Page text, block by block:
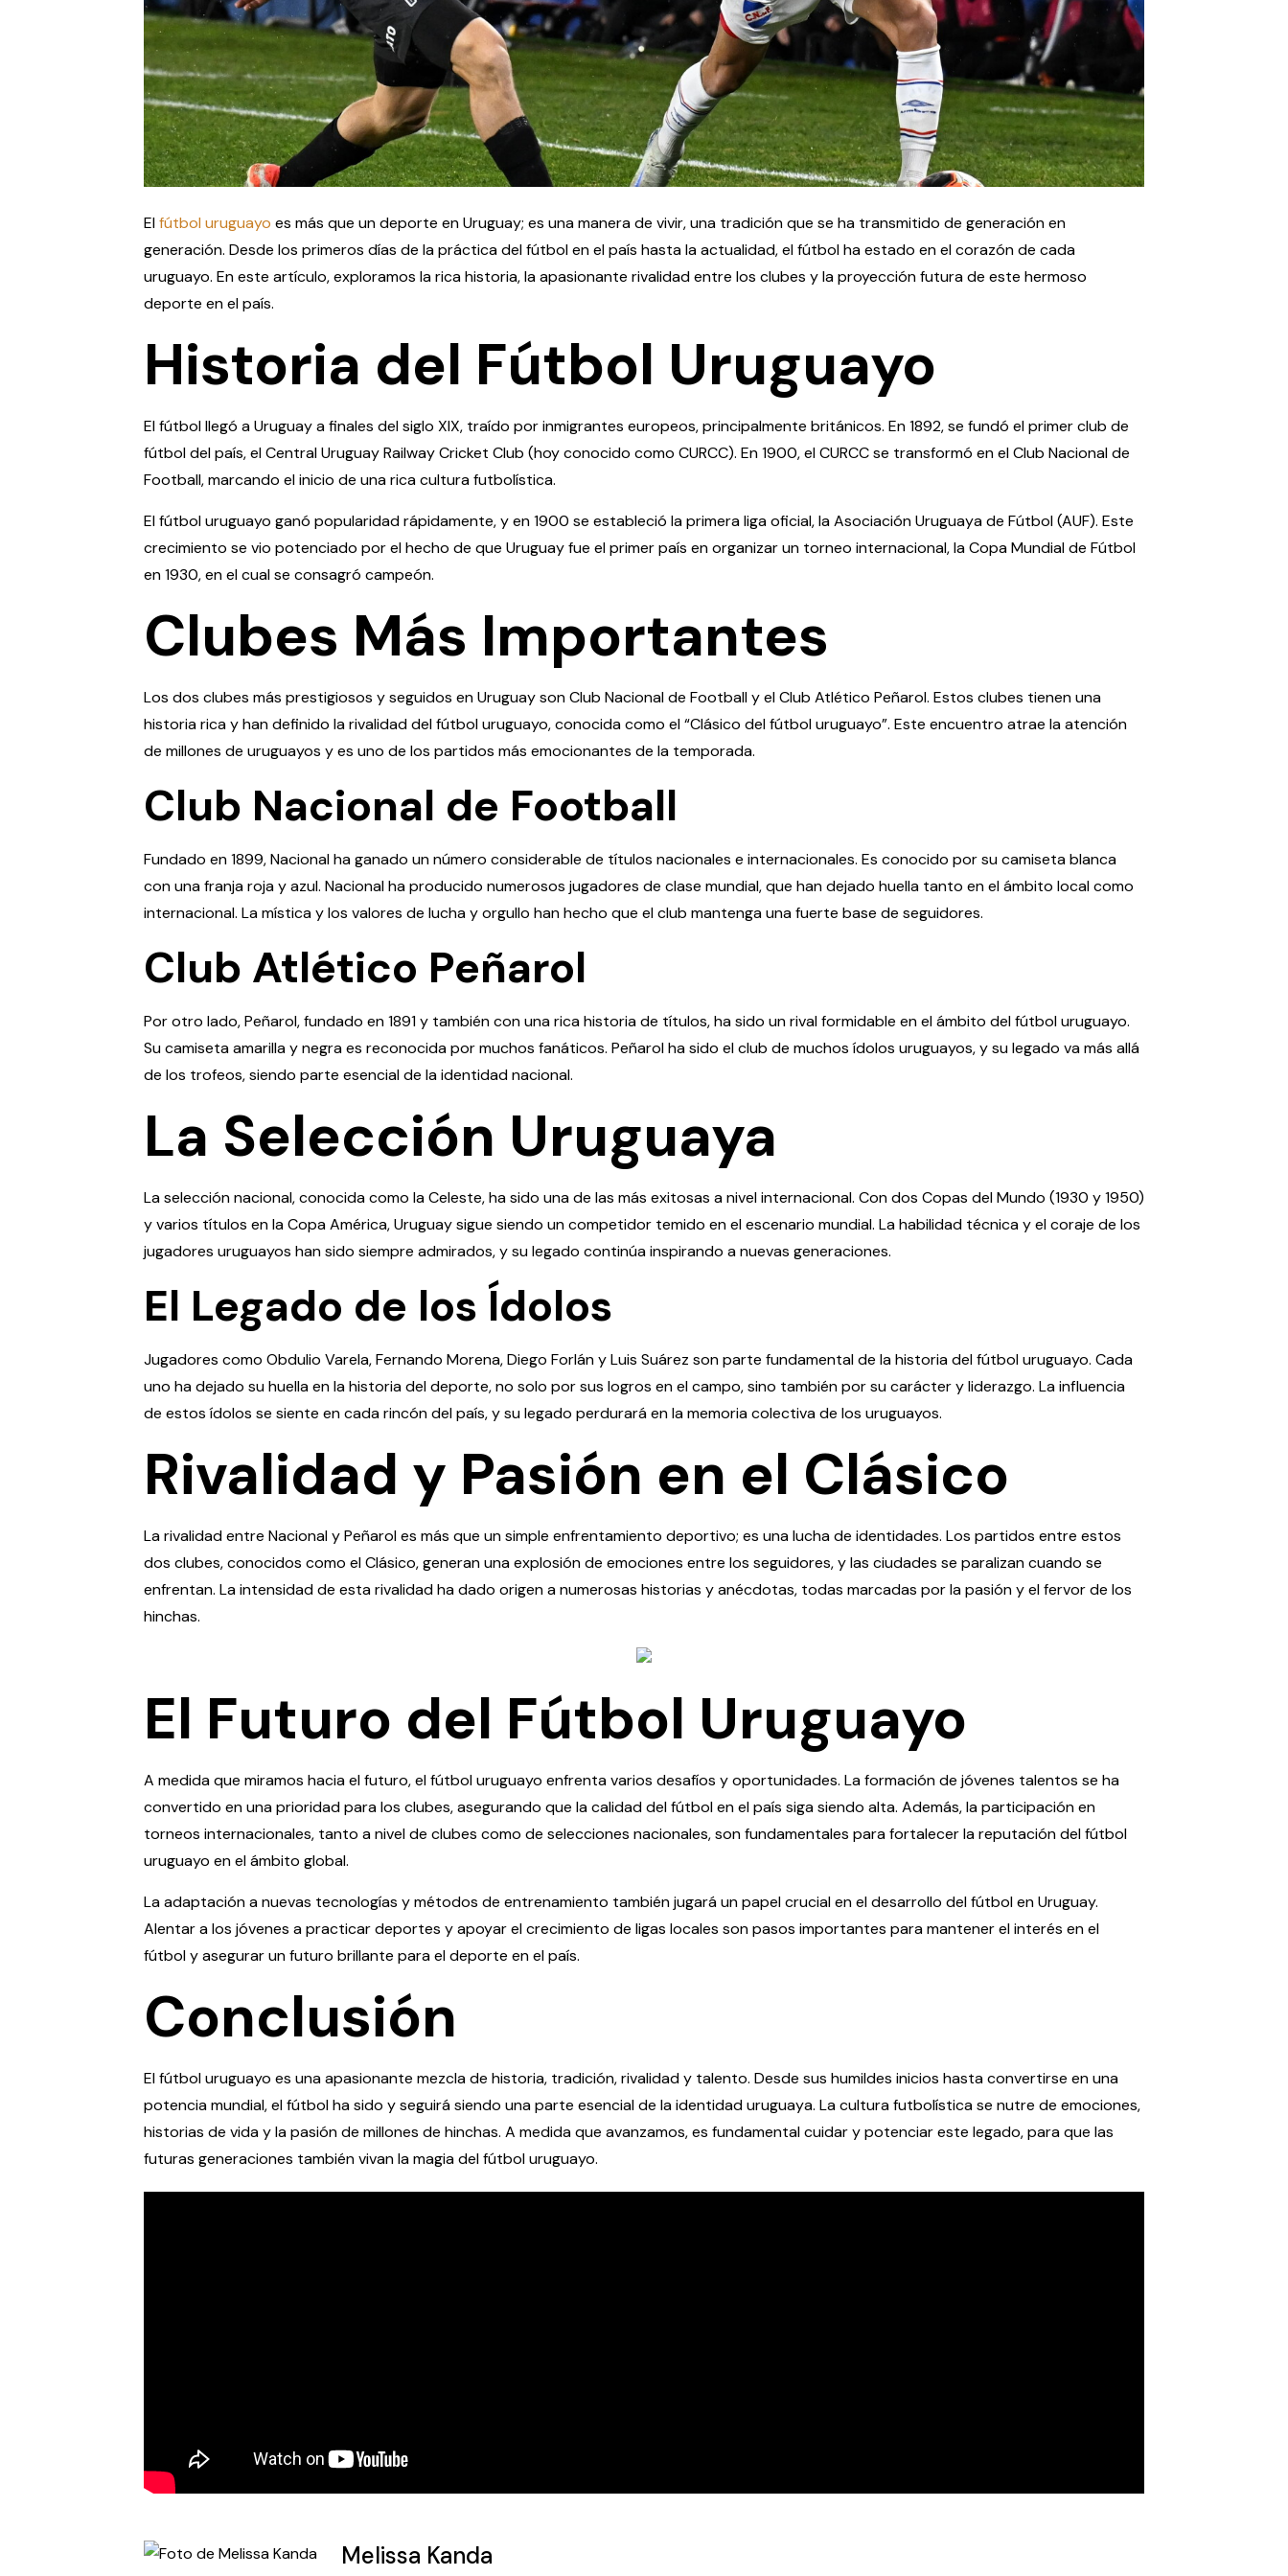
Elfútbol uruguayo es más que un deporte en Uruguay; es una manera de vivir, una tradición que se ha transmitido de generación en
generación. Desde los primeros días de la práctica del fútbol en el país hasta la actualidad, el fútbol ha estado en el corazón de cada
uruguayo. En este artículo, exploramos la rica historia, la apasionante rivalidad entre los clubes y la proyección futura de este hermoso
deporte en el país.
Historia del Fútbol Uruguayo
El fútbol llegó a Uruguay a finales del siglo XIX, traído por inmigrantes europeos, principalmente británicos. En 1892, se fundó el primer club de
fútbol del país, el Central Uruguay Railway Cricket Club (hoy conocido como CURCC). En 1900, el CURCC se transformó en el Club Nacional de
Football, marcando el inicio de una rica cultura futbolística.
El fútbol uruguayo ganó popularidad rápidamente, y en 1900 se estableció la primera liga oficial, la Asociación Uruguaya de Fútbol (AUF). Este
crecimiento se vio potenciado por el hecho de que Uruguay fue el primer país en organizar un torneo internacional, la Copa Mundial de Fútbol
en 1930, en el cual se consagró campeón.
Clubes Más Importantes
Los dos clubes más prestigiosos y seguidos en Uruguay son Club Nacional de Football y el Club Atlético Peñarol. Estos clubes tienen una
historia rica y han definido la rivalidad del fútbol uruguayo, conocida como el “Clásico del fútbol uruguayo”. Este encuentro atrae la atención
de millones de uruguayos y es uno de los partidos más emocionantes de la temporada.
Club Nacional de Football
Fundado en 1899, Nacional ha ganado un número considerable de títulos nacionales e internacionales. Es conocido por su camiseta blanca
con una franja roja y azul. Nacional ha producido numerosos jugadores de clase mundial, que han dejado huella tanto en el ámbito local como
internacional. La mística y los valores de lucha y orgullo han hecho que el club mantenga una fuerte base de seguidores.
Club Atlético Peñarol
Por otro lado, Peñarol, fundado en 1891 y también con una rica historia de títulos, ha sido un rival formidable en el ámbito del fútbol uruguayo.
Su camiseta amarilla y negra es reconocida por muchos fanáticos. Peñarol ha sido el club de muchos ídolos uruguayos, y su legado va más allá
de los trofeos, siendo parte esencial de la identidad nacional.
La Selección Uruguaya
La selección nacional, conocida como la Celeste, ha sido una de las más exitosas a nivel internacional. Con dos Copas del Mundo (1930 y 1950)
y varios títulos en la Copa América, Uruguay sigue siendo un competidor temido en el escenario mundial. La habilidad técnica y el coraje de los
jugadores uruguayos han sido siempre admirados, y su legado continúa inspirando a nuevas generaciones.
El Legado de los Ídolos
Jugadores como Obdulio Varela, Fernando Morena, Diego Forlán y Luis Suárez son parte fundamental de la historia del fútbol uruguayo. Cada
uno ha dejado su huella en la historia del deporte, no solo por sus logros en el campo, sino también por su carácter y liderazgo. La influencia
de estos ídolos se siente en cada rincón del país, y su legado perdurará en la memoria colectiva de los uruguayos.
Rivalidad y Pasión en el Clásico
La rivalidad entre Nacional y Peñarol es más que un simple enfrentamiento deportivo; es una lucha de identidades. Los partidos entre estos
dos clubes, conocidos como el Clásico, generan una explosión de emociones entre los seguidores, y las ciudades se paralizan cuando se
enfrentan. La intensidad de esta rivalidad ha dado origen a numerosas historias y anécdotas, todas marcadas por la pasión y el fervor de los
hinchas.
El Futuro del Fútbol Uruguayo
A medida que miramos hacia el futuro, el fútbol uruguayo enfrenta varios desafíos y oportunidades. La formación de jóvenes talentos se ha
convertido en una prioridad para los clubes, asegurando que la calidad del fútbol en el país siga siendo alta. Además, la participación en
torneos internacionales, tanto a nivel de clubes como de selecciones nacionales, son fundamentales para fortalecer la reputación del fútbol
uruguayo en el ámbito global.
La adaptación a nuevas tecnologías y métodos de entrenamiento también jugará un papel crucial en el desarrollo del fútbol en Uruguay.
Alentar a los jóvenes a practicar deportes y apoyar el crecimiento de ligas locales son pasos importantes para mantener el interés en el
fútbol y asegurar un futuro brillante para el deporte en el país.
Conclusión
El fútbol uruguayo es una apasionante mezcla de historia, tradición, rivalidad y talento. Desde sus humildes inicios hasta convertirse en una
potencia mundial, el fútbol ha sido y seguirá siendo una parte esencial de la identidad uruguaya. La cultura futbolística se nutre de emociones,
historias de vida y la pasión de millones de hinchas. A medida que avanzamos, es fundamental cuidar y potenciar este legado, para que las
futuras generaciones también vivan la magia del fútbol uruguayo.
Melissa Kanda